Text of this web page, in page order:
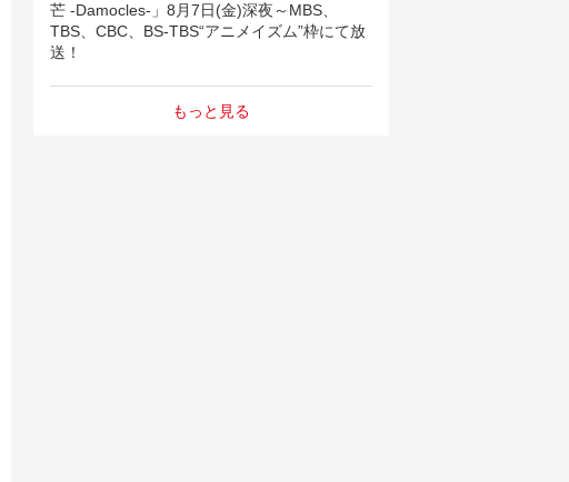
芒 -Damocles-」8月7日(金)深夜～MBS、
TBS、CBC、BS-TBS“アニメイズム”枠にて放
送！
もっと見る